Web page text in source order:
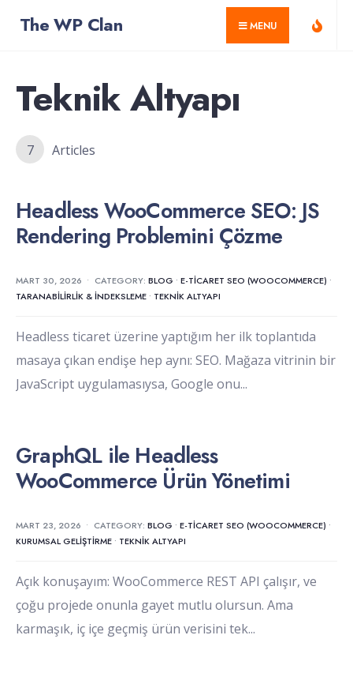
The WP Clan MENU
Teknik Altyapı
7 Articles
Headless WooCommerce SEO: JS
Rendering Problemini Çözme
MART 30, 2026 • CATEGORY: BLOG • E-TICARET SEO (WOOCOMMERCE) •
TARANABILIRLIK & İNDEKSLEME • TEKNIK ALTYAPI
Headless ticaret üzerine yaptığım her ilk toplantıda
masaya çıkan endişe hep aynı: SEO. Mağaza vitrinin bir
JavaScript uygulamasıysa, Google onu...
GraphQL ile Headless
WooCommerce Ürün Yönetimi
MART 23, 2026 • CATEGORY: BLOG • E-TICARET SEO (WOOCOMMERCE) •
KURUMSAL GELIŞTIRME • TEKNIK ALTYAPI
Açık konuşayım: WooCommerce REST API çalışır, ve
çoğu projede onunla gayet mutlu olursun. Ama
karmaşık, iç içe geçmiş ürün verisini tek...